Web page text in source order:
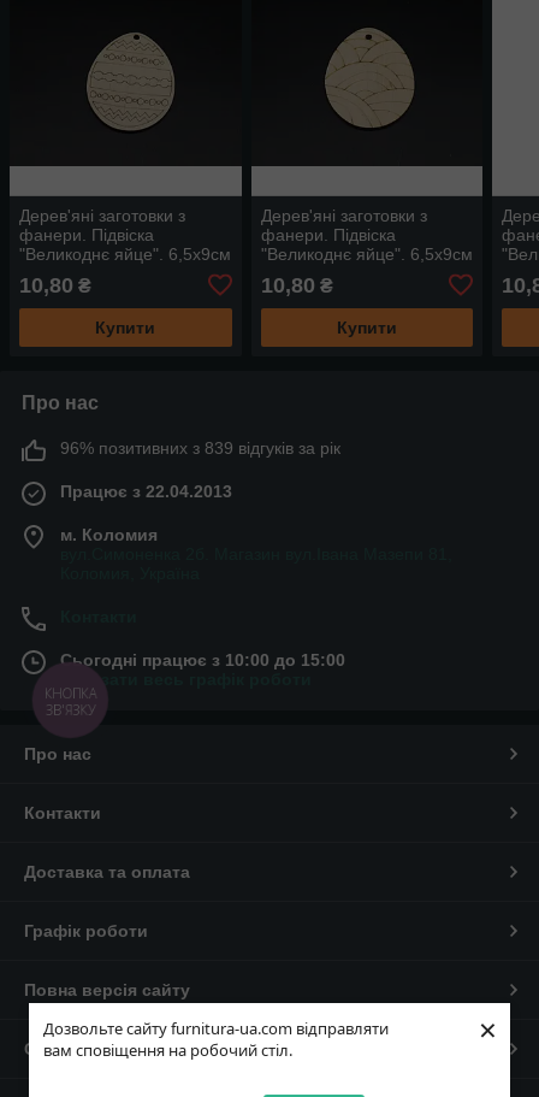
Дозвольте сайту furnitura-ua.com відправляти
вам сповіщення на робочий стіл.
×
Дерев'яні заготовки з
фанери. Підвіска
"Великоднє яйце". 6,5х9см
10,80 ₴
Купити
Дерев'яні заготовки з
фанери. Підвіска
"Великоднє яйце". 6,5х9см
10,80 ₴
Купити
Про нас
96% позитивних з 839 відгуків за рік
Працює з 22.04.2013
м. Коломия
Сьогодні працює з 10:00 до 15:00
Показати весь графік роботи
Про нас
Контакти
Доставка та оплата
Графік роботи
Повна версія сайту
Сайт створено на маркетплейсі
КНОПКА
ЗВ'ЯЗКУ